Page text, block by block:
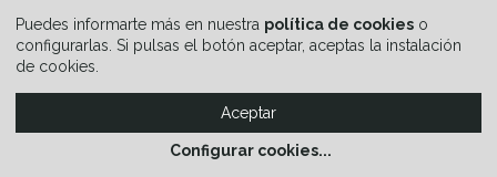
SENDERISMO EN CANTABRIA
Puedes informarte más en nuestra política de cookies o
configurarlas. Si pulsas el botón aceptar, aceptas la instalación
de cookies.
Aceptar
Configurar cookies...